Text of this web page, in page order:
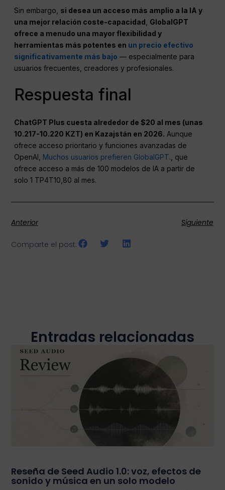
Sin embargo, si desea un acceso más amplio a la IA y
una mejor relación coste-capacidad GlobalGPT
ofrece a menudo una mayor flexibilidad y
herramientas más potentes en un precio efectivo
significativamente más bajo — especialmente para
usuarios frecuentes, creadores y profesionales.
Respuesta final
ChatGPT Plus cuesta alrededor de $20 al mes (unas
10.217-10.220 KZT) en Kazajstán en 2026. Aunque
ofrece acceso prioritario y funciones avanzadas de
OpenAI, Muchos usuarios prefieren GlobalGPT. , que
ofrece acceso a más de 100 modelos de IA a partir de
solo 1 TP4T10,80 al mes.
Anterior Siguiente
Comparte el post:
Entradas relacionadas
Reseña de Seed Audio 1.0: voz, efectos de
sonido y música en un solo modelo